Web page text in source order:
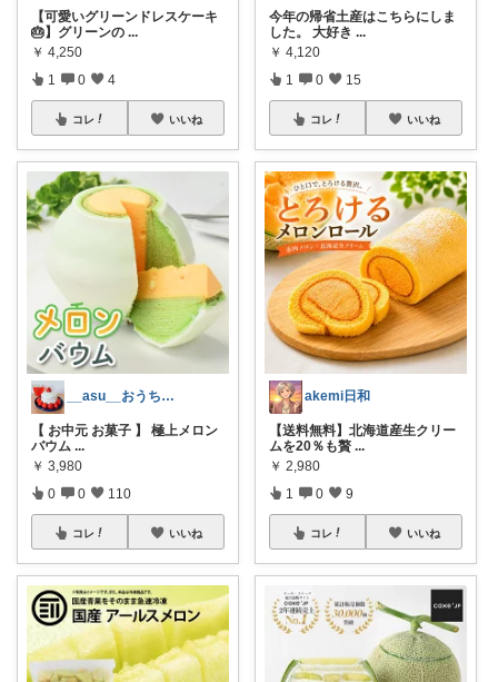
【可愛いグリーンドレスケーキ
🎂】グリーンの ...
￥ 4,250
1 0 4
コレ いいね
__asu__おうちカフェ⑅︎◡̈︎*
【 お中元 お菓子 】 極上メロン
バウム ...
￥ 3,980
0 0 110
コレ いいね
今年の帰省土産はこちらにしま
した。 大好き ...
￥ 4,120
1 0 15
コレ いいね
akemi日和
【送料無料】北海道産生クリー
ムを20％も贅 ...
￥ 2,980
1 0 9
コレ いいね